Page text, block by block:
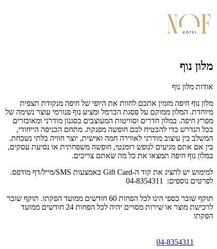
מלון נוף
אודות מלון נוף
מלון נוף חיפה מזמין אתכם לחוות את היופי של חיפה מנקודת תצפית
מיוחדת. המלון ממוקם על פסגת הכרמל ומציע נוף פנורמי עוצר נשימה של
מפרץ חיפה. במלון חדרים וסוויטות המעוצבים בסגנון מודרני ומאובזרים
בכל הנדרש כדי להבטיח לכם חופשה מפנקת. מתחם הכניסה הייחודי,
המשלב בין עיצוב מודרני לאווירה חמה ואישית, יוצר חוויה בלתי נשכחת.
בין אם אתם מגיעים לנופש רומנטי, חופשה משפחתית או נסיעת עסקים,
במלון נוף חיפה תמצאו את כל מה שאתם צריכים.
למימוש יש להציג את קוד ה-Gift Card באמצעות SMS/מייל/דף מודפס.
לפרטים נוספים: 04-8354311
תוקף שובר כספי הינו לכל הפחות 60 חודשים ממועד הפקתו. תוקף שובר
לרכישת מוצר או שירות מסויים יהיה לכל הפחות 24 חודשים ממועד
הפקתו
04-8354311